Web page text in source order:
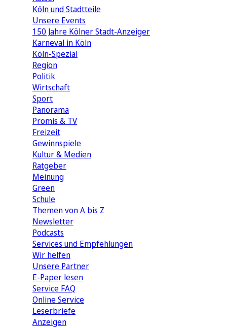
Köln und Stadtteile
Unsere Events
150 Jahre Kölner Stadt-Anzeiger
Karneval in Köln
Köln-Spezial
Region
Politik
Wirtschaft
Sport
Panorama
Promis & TV
Freizeit
Gewinnspiele
Kultur & Medien
Ratgeber
Meinung
Green
Schule
Themen von A bis Z
Newsletter
Podcasts
Services und Empfehlungen
Wir helfen
Unsere Partner
E-Paper lesen
Service FAQ
Online Service
Leserbriefe
Anzeigen